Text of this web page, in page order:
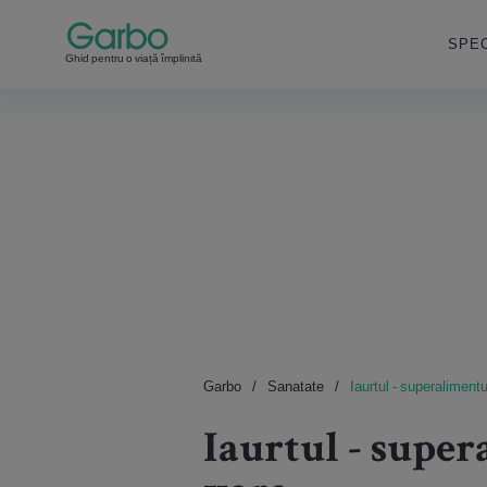
Ghid pentru o viață împlinită
Garbo Sanatate Iaurtul -
Iaurtul -